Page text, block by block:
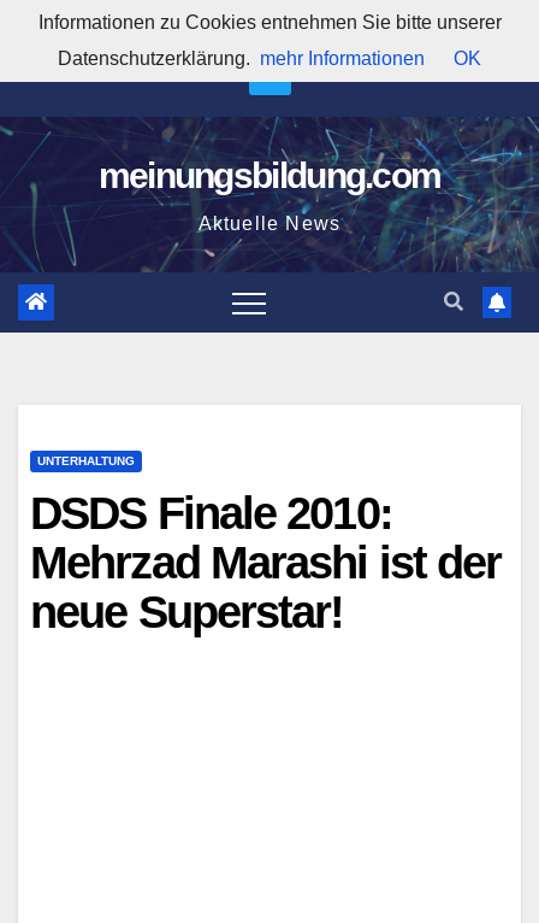
springen
2:52:44 PM
meinungsbildung.com
Aktuelle News
UNTERHALTUNG
DSDS Finale 2010:
Mehrzad Marashi ist der
neue Superstar!
Informationen zu Cookies entnehmen Sie bitte unserer
Datenschutzerklärung. mehr Informationen OK